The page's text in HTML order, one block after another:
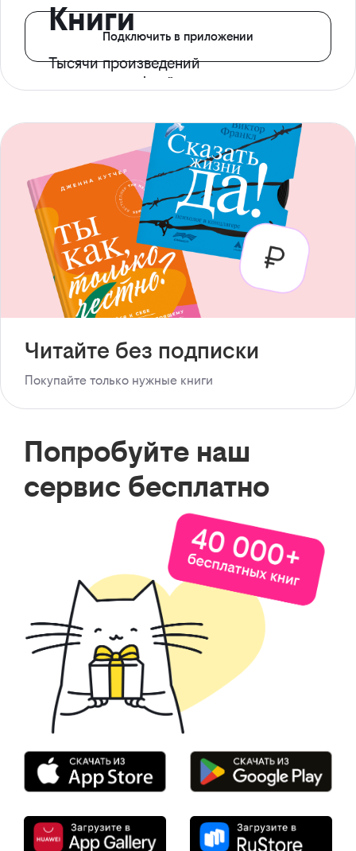
Книги
Тысячи произведений
с доступом офлайн
Подключить в приложении
Читайте без подписки
Покупайте только нужные книги
Попробуйте наш
сервис бесплатно